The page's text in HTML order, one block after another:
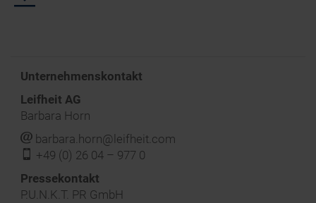
Unternehmenskontakt
Leifheit AG
Barbara Horn
j barbara.horn@leifheit.com
f +49 (0) 26 04 – 977 0
‍Pressekontakt
P.U.N.K.T. PR GmbH